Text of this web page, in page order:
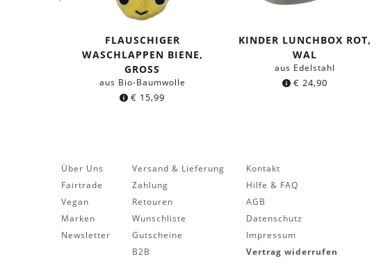
FLAUSCHIGER
WASCHLAPPEN BIENE,
GROSS
aus Bio-Baumwolle
€ 15,99
KINDER LUNCHBOX ROT,
WAL
aus Edelstahl
€ 24,90
Über Uns
Fairtrade
Vegan
Marken
Newsletter
Versand & Lieferung
Zahlung
Retouren
Wunschliste
Gutscheine
B2B
Kontakt
Hilfe & FAQ
AGB
Datenschutz
Impressum
Vertrag widerrufen